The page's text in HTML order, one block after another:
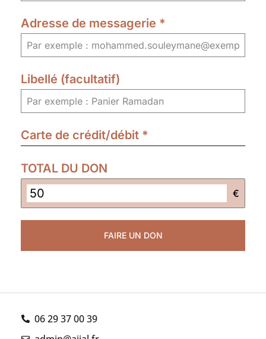
Adresse de messagerie *
Libellé (facultatif)
Carte de crédit/débit *
TOTAL DU DON
€
FAIRE UN DON
06 29 37 00 39